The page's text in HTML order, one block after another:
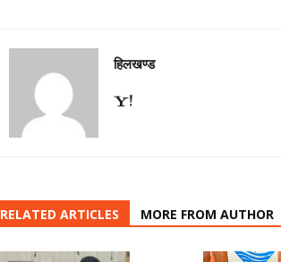
हिलखण्ड
RELATED ARTICLES MORE FROM AUTHOR